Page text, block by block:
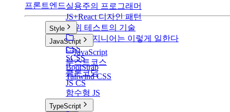
실용주의 프로그래머
JS+React 디자인 패턴
단위 테스트의 기술
구글 엔지니어는 이렇게 일한다
프론트엔드
Style
Style
CSS
SCSS
BootStrap
Tailwind CSS
JavaScript
JavaScript
부스트코스
클론코딩
JS CS
함수형 JS
TypeScript